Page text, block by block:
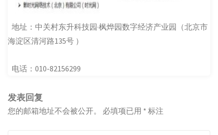
地址：中关村东升科技园·枫烨园数字经济产业园（北京市
海淀区清河路135号 ）
电话：010-82156299
发表回复
您的邮箱地址不会被公开。 必填项已用 * 标注